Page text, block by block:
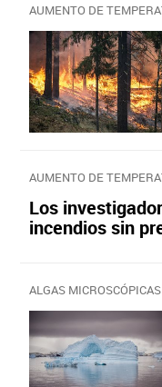
AUMENTO DE
AUMENTO DE
Los
incendios sin
ALGAS MICROSCÓPICAS